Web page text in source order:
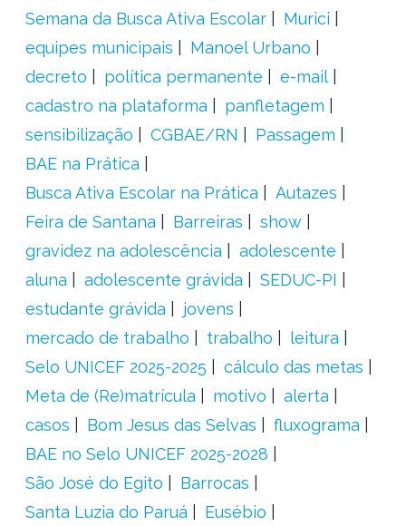
Semana da Busca Ativa Escolar
Murici
equipes municipais
Manoel Urbano
decreto
política permanente
e-mail
cadastro na plataforma
panfletagem
sensibilização
CGBAE/RN
Passagem
BAE na Prática
Busca Ativa Escolar na Prática
Autazes
Feira de Santana
Barreiras
show
gravidez na adolescência
adolescente
aluna
adolescente grávida
SEDUC-PI
estudante grávida
jovens
mercado de trabalho
trabalho
leitura
Selo UNICEF 2025-2025
cálculo das metas
Meta de (Re)matrícula
motivo
alerta
casos
Bom Jesus das Selvas
fluxograma
BAE no Selo UNICEF 2025-2028
São José do Egito
Barrocas
Santa Luzia do Paruá
Eusébio